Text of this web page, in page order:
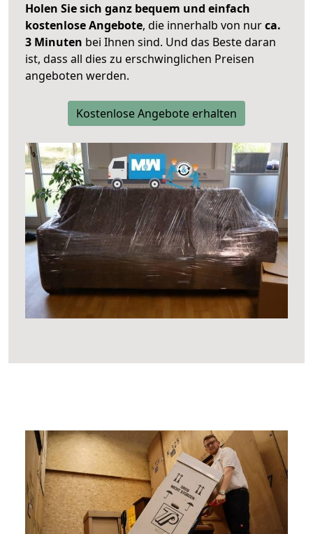
Holen Sie sich ganz bequem und einfach
kostenlose Angebote, die innerhalb von nurca.
3 Minuten bei Ihnen sind. Und das Beste daran
ist, dass all dies zu erschwinglichen Preisen
angeboten werden.
Kostenlose Angebote erhalten